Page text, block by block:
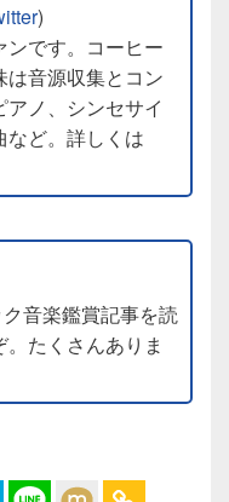
)
です。コーヒー
は音源収集とコン
ノ、シンセサイ
ど。詳しくは
音楽鑑賞記事を読
たくさんありま